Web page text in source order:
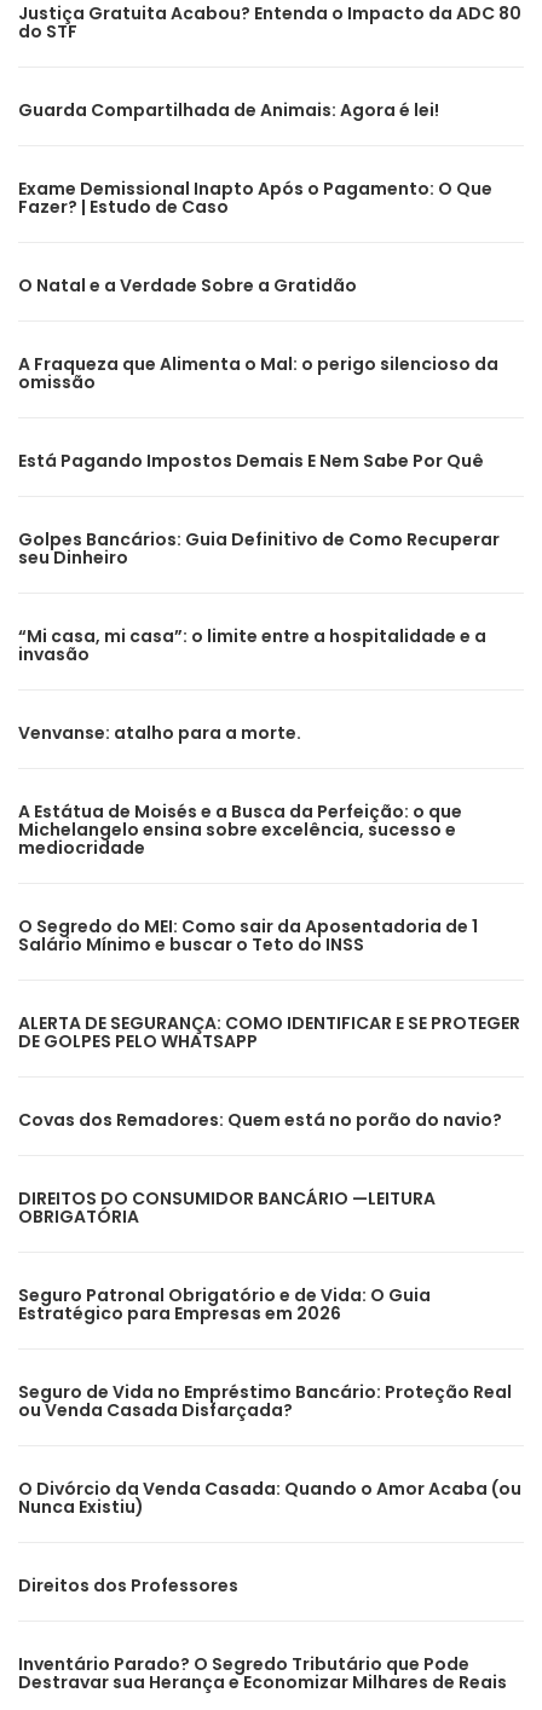
Justiça Gratuita Acabou? Entenda o Impacto da ADC 80
do STF
Guarda Compartilhada de Animais: Agora é lei!
Exame Demissional Inapto Após o Pagamento: O Que
Fazer? | Estudo de Caso
O Natal e a Verdade Sobre a Gratidão
A Fraqueza que Alimenta o Mal: o perigo silencioso da
omissão
Está Pagando Impostos Demais E Nem Sabe Por Quê
Golpes Bancários: Guia Definitivo de Como Recuperar
seu Dinheiro
“Mi casa, mi casa”: o limite entre a hospitalidade e a
invasão
Venvanse: atalho para a morte.
A Estátua de Moisés e a Busca da Perfeição: o que
Michelangelo ensina sobre excelência, sucesso e
mediocridade
O Segredo do MEI: Como sair da Aposentadoria de 1
Salário Mínimo e buscar o Teto do INSS
ALERTA DE SEGURANÇA: COMO IDENTIFICAR E SE PROTEGER
DE GOLPES PELO WHATSAPP
Covas dos Remadores: Quem está no porão do navio?
DIREITOS DO CONSUMIDOR BANCÁRIO —LEITURA
OBRIGATÓRIA
Seguro Patronal Obrigatório e de Vida: O Guia
Estratégico para Empresas em 2026
Seguro de Vida no Empréstimo Bancário: Proteção Real
ou Venda Casada Disfarçada?
O Divórcio da Venda Casada: Quando o Amor Acaba (ou
Nunca Existiu)
Direitos dos Professores
Inventário Parado? O Segredo Tributário que Pode
Destravar sua Herança e Economizar Milhares de Reais